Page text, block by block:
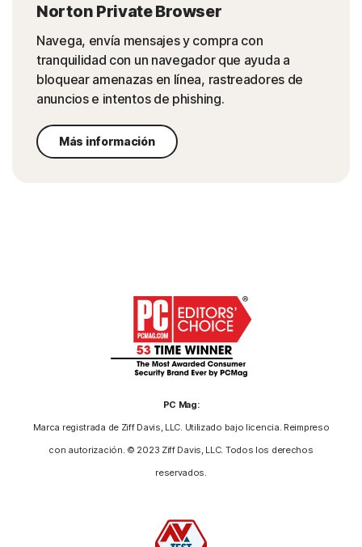
Norton Private Browser
Navega, envía mensajes y compra con
tranquilidad con un navegador que ayuda a
bloquear amenazas en línea, rastreadores de
anuncios e intentos de phishing.
Más información
PC Mag:
Marca registrada de Ziff Davis, LLC. Utilizado bajo licencia. Reimpreso
con autorización. © 2023 Ziff Davis, LLC. Todos los derechos
reservados.